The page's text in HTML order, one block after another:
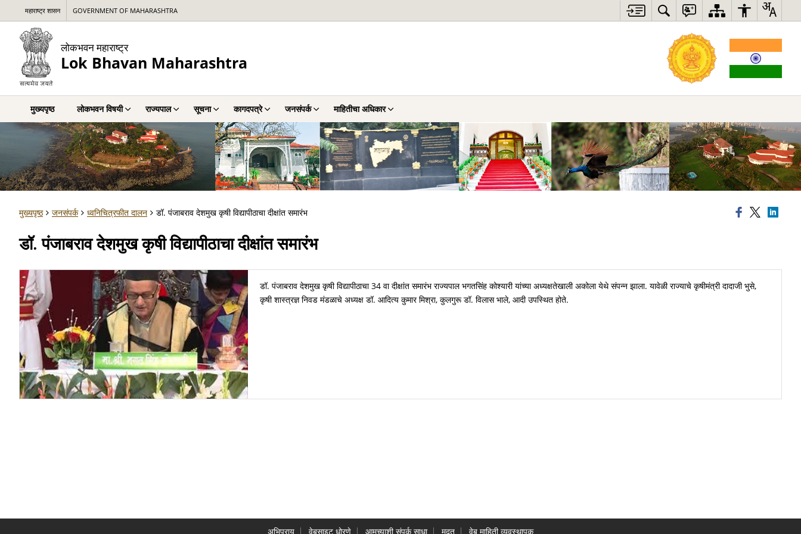
महाराष्ट्र शासन GOVERNMENT OF MAHARASHTRA
लोकभवन महाराष्ट्र
Lok Bhavan Maharashtra
मुख्यपृष्ठ लोकभवन विषयी राज्यपाल सूचना कागदपत्रे जनसंपर्क माहितीचा अधिकार
मुख्यपृष्ठ जनसंपर्क ध्वनिचित्रफीत दालन डॉ. पंजाबराव देशमुख कृषी विद्यापीठाचा दीक्षांत समारंभ
डॉ. पंजाबराव देशमुख कृषी विद्यापीठाचा दीक्षांत समारंभ
डॉ. पंजाबराव देशमुख कृषी विद्यापीठाचा 34 वा दीक्षांत समारंभ राज्यपाल भगतसिंह कोश्यारी यांच्या अध्यक्षतेखाली अकोला येथे संपन्न झाला. यावेळी राज्याचे कृषीमंत्री दादाजी भुसे,
कृषी शास्त्रज्ञ निवड मंडळाचे अध्यक्ष डॉ. आदित्य कुमार मिश्रा, कुलगुरू डॉ. विलास भाले, आदी उपस्थित होते.
अभिप्राय वेबसाइट धोरणे आमच्याशी संपर्क साधा मदत वेब माहिती व्यवस्थापक